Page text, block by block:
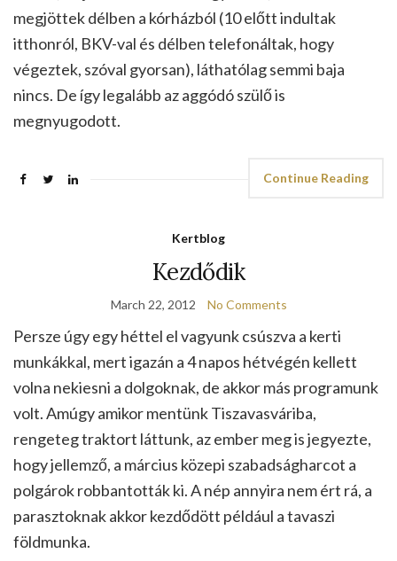
megjöttek délben a kórházból (10 előtt indultak
itthonról, BKV-val és délben telefonáltak, hogy
végeztek, szóval gyorsan), láthatólag semmi baja
nincs. De így legalább az aggódó szülő is
megnyugodott.
Continue Reading
Kertblog
Kezdődik
March 22, 2012 No Comments
Persze úgy egy héttel el vagyunk csúszva a kerti
munkákkal, mert igazán a 4 napos hétvégén kellett
volna nekiesni a dolgoknak, de akkor más programunk
volt. Amúgy amikor mentünk Tiszavasváriba,
rengeteg traktort láttunk, az ember meg is jegyezte,
hogy jellemző, a március közepi szabadságharcot a
polgárok robbantották ki. A nép annyira nem ért rá, a
parasztoknak akkor kezdődött például a tavaszi
földmunka.